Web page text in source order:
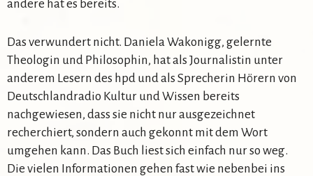
andere hat es bereits.
Das verwundert nicht. Daniela Wakonigg, gelernte
Theologin und Philosophin, hat als Journalistin unter
anderem Lesern des hpd und als Sprecherin Hörern von
Deutschlandradio Kultur und Wissen bereits
nachgewiesen, dass sie nicht nur ausgezeichnet
recherchiert, sondern auch gekonnt mit dem Wort
umgehen kann. Das Buch liest sich einfach nur so weg.
Die vielen Informationen gehen fast wie nebenbei ins